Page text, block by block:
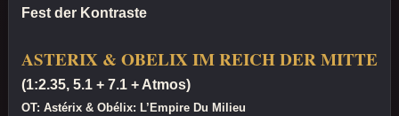
Fest der Kontraste
ASTERIX & OBELIX IM REICH DER MITTE
(1:2.35, 5.1 + 7.1 + Atmos)
OT: Astérix & Obélix: L’Empire Du Milieu